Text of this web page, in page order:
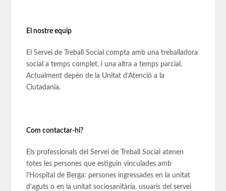
El nostre equip
El Servei de Treball Social compta amb una treballadora
social a temps complet, i una altra a temps parcial.
Actualment depèn de la Unitat d’Atenció a la
Ciutadania.
Com contactar-hi?
Els professionals del Servei de Treball Social atenen
totes les persones que estiguin vinculades amb
l’Hospital de Berga: persones ingressades en la unitat
d’aguts o en la unitat sociosanitària, usuaris del servei